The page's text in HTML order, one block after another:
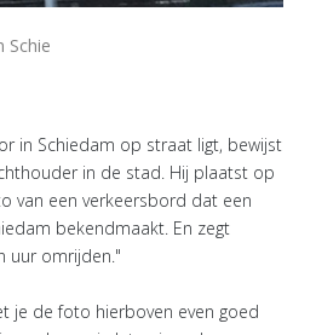
Schie
in Schiedam op straat ligt, bewijst
in de stad. Hij plaatst op
van een verkeersbord dat een
bekendmaakt. En zegt
uur omrijden."
je de foto hierboven even goed